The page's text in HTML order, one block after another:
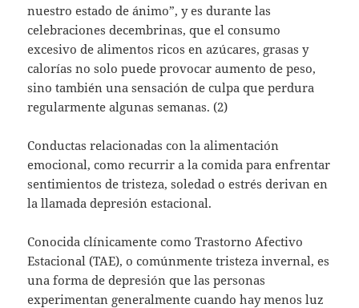
nuestro estado de ánimo”, y es durante las
celebraciones decembrinas, que el consumo
excesivo de alimentos ricos en azúcares, grasas y
calorías no solo puede provocar aumento de peso,
sino también una sensación de culpa que perdura
regularmente algunas semanas. (2)
Conductas relacionadas con la alimentación
emocional, como recurrir a la comida para enfrentar
sentimientos de tristeza, soledad o estrés derivan en
la llamada depresión estacional.
Conocida clínicamente como Trastorno Afectivo
Estacional (TAE), o comúnmente tristeza invernal, es
una forma de depresión que las personas
experimentan generalmente cuando hay menos luz